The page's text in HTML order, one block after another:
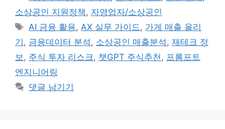
테
리
소상공인 지원정책, 자영업자/소상공인
태
그
AI 금융 활용,AX 실무 가이드, 가게 매출 올리
기 , 금융데이터 분석, 소상공인 매출분석, 재테크 정
보, 주식 투자 리스크, 챗GPT 주식추천, 프롬프트
엔지니어링
댓글 남기기